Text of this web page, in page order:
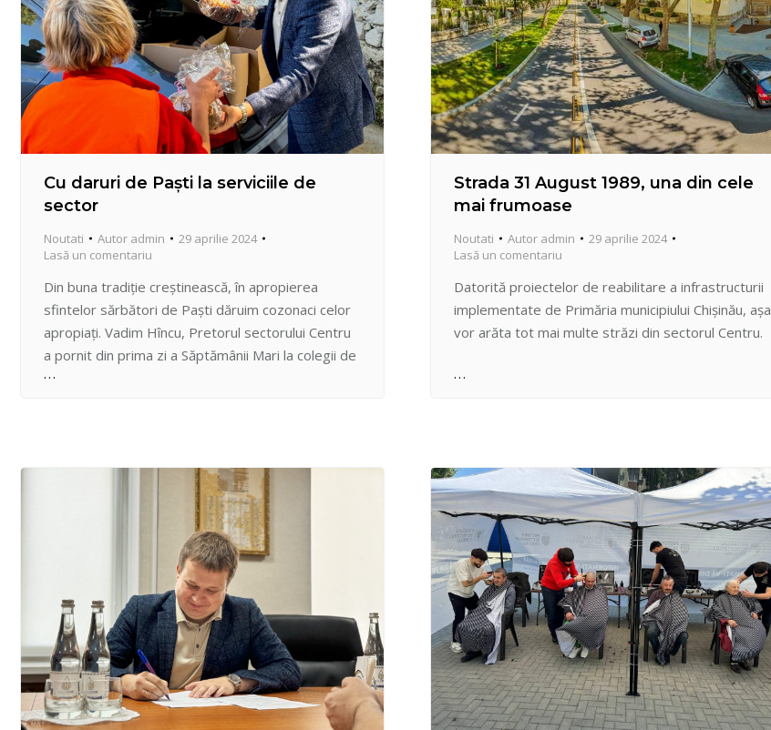
Cu daruri de Paști la serviciile de
sector
Noutati Autor admin
29 aprilie 2024
Lasă un comentariu
Din buna tradiție creștinească, în apropierea
sfintelor sărbători de Paști dăruim cozonaci celor
apropiați. Vadim Hîncu, Pretorul sectorului Centru
a pornit din prima zi a Săptămânii Mari la colegii de
la serviciile și direcțiile de sector, aducând în dar
Strada 31 August 1989, una din cele
mai frumoase
Noutati Autor admin
29 aprilie 2024
Lasă un comentariu
Datorită proiectelor de reabilitare a infrastructurii
implementate de Primăria municipiului Chișinău, așa
vor arăta tot mai multe străzi din sectorul Centru.